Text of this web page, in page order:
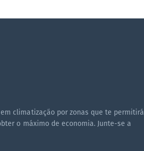
climatização por zonas que te permitirá
o máximo de economia. Junte-se a